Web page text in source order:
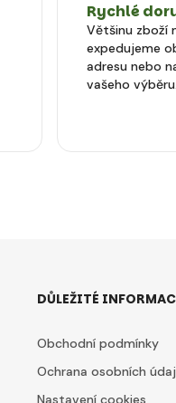
Rychlé
Většinu zboží
expedujeme
adresu nebo
vašeho výběru.
DŮLEŽITÉ
Obchodní podmínky
Ochrana osobních
Nastavení cookies